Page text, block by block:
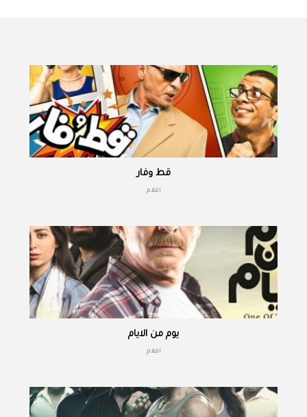
قط وفار
افلام
يوم من الايام
افلام